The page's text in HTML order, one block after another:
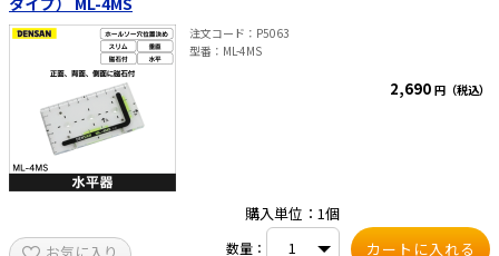
40（℃） ・接続口径：1／4フレア（INポート・
OUTポート） ・付属品：R410A用5／16フレアア
ダプター（TA159P-1）
注文コード
P5063
型番
ML-4MS
2,690 円（税込）
購入単位：1個
数量：